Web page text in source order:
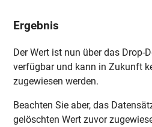
Ergebnis
Der Wert ist nun über das Drop-
verfügbar und kann in Zukunft
zugewiesen werden.
Beachten Sie aber, das
gelöschten Wert zuvor